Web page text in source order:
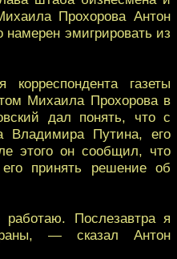
Прохорова Антон
намерен эмигрировать из
газеты
Михаила Прохорова в
дал понять, что с
Владимира Путина, его
этого он сообщил, что
принять решение об
Послезавтра я
— сказал Антон